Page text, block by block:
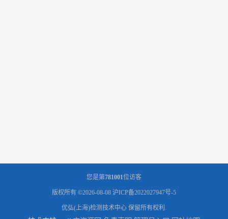
您是第781001位访客
版权所有 ©2026-08-08 沪ICP备2022027947号-5
优弘(上海)检测技术中心 保留所有权利.